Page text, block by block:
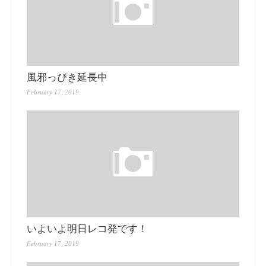
風邪っぴき延長中
February 17, 2019
いよいよ明日レコ発です！
February 17, 2019